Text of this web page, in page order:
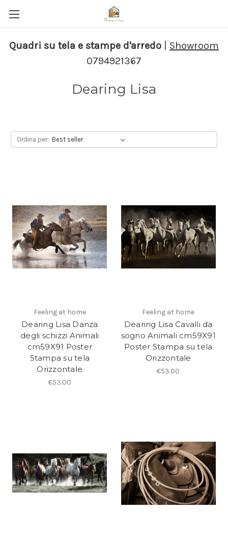
Quadri su tela e stampe d'arredo
Showroom
0794921367
Dearing Lisa
Ordina per:
Feeling at home
Dearing Lisa Danza
degli schizzi Animali
cm59X91 Poster
Stampa su tela
Orizzontale
€53.00
Feeling at home
Dearing Lisa Cavalli da
sogno Animali cm59X91
Poster Stampa su tela
Orizzontale
€53.00